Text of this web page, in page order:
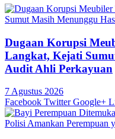
Dugaan Korupsi
Langkat, Kejati
Audit Ahli Perkayuan
7 Agustus 2026
Facebook Twitter Google+